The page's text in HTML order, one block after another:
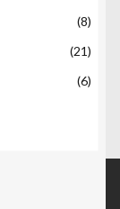
(8)
(21)
(6)